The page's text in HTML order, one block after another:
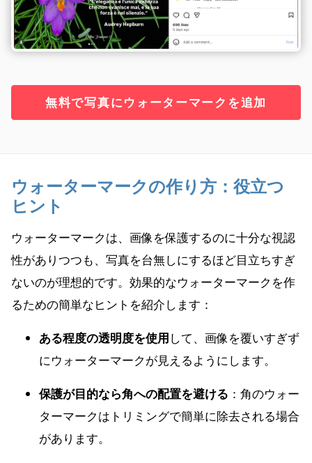
無料で写真にウォーターマークを追加
ウォーターマークの作り方：役立つ
ヒント
ウォーターマークは、画像を保護するのに十分な視認
性がありつつも、写真を台無しにするほど目立ちすぎ
ないのが理想的です。効果的なウォーターマークを作
るための簡単なヒントを紹介します：
ある程度の透明度を使用して、画像を覆いすぎず
にウォーターマークが見えるようにします。
保護が目的なら角への配置を避ける ：角のウォー
ターマークはトリミングで簡単に除去される場合
があります。